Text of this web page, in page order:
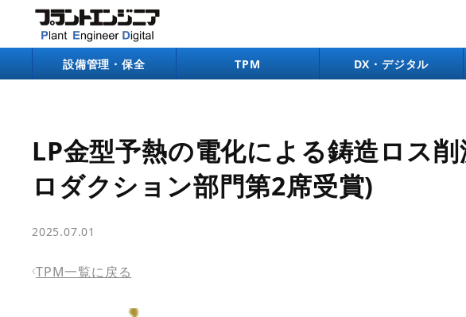
設備管理・保全 TPM DX・デジタル
bool(false)
LP金型予熱の電化による鋳造ロス
ロダクション部門第2席受賞)
2025.07.01
TPM一覧に戻る